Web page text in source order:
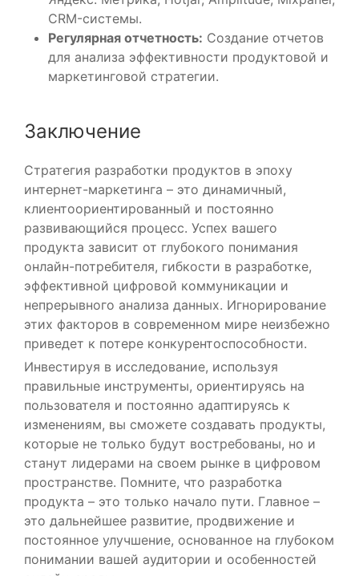
CRM-системы.
Регулярная отчетность: Создание отчетов
для анализа эффективности продуктовой и
маркетинговой стратегии.
Заключение
Стратегия разработки продуктов в эпоху
интернет-маркетинга – это динамичный,
клиентоориентированный и постоянно
развивающийся процесс. Успех вашего
продукта зависит от глубокого понимания
онлайн-потребителя, гибкости в разработке,
эффективной цифровой коммуникации и
непрерывного анализа данных. Игнорирование
этих факторов в современном мире неизбежно
приведет к потере конкурентоспособности.
Инвестируя в исследование, используя
правильные инструменты, ориентируясь на
пользователя и постоянно адаптируясь к
изменениям, вы сможете создавать продукты,
которые не только будут востребованы, но и
станут лидерами на своем рынке в цифровом
пространстве. Помните, что разработка
продукта – это только начало пути. Главное –
это дальнейшее развитие, продвижение и
постоянное улучшение, основанное на глубоком
понимании вашей аудитории и особенностей